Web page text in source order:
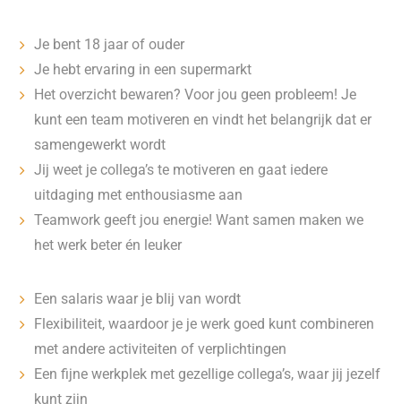
Je bent 18 jaar of ouder
Je hebt ervaring in een supermarkt
Het overzicht bewaren? Voor jou geen probleem! Je
kunt een team motiveren en vindt het belangrijk dat er
samengewerkt wordt
Jij weet je collega’s te motiveren en gaat iedere
uitdaging met enthousiasme aan
Teamwork geeft jou energie! Want samen maken we
het werk beter én leuker
Een salaris waar je blij van wordt
Flexibiliteit, waardoor je je werk goed kunt combineren
met andere activiteiten of verplichtingen
Een fijne werkplek met gezellige collega’s, waar jij jezelf
kunt zijn